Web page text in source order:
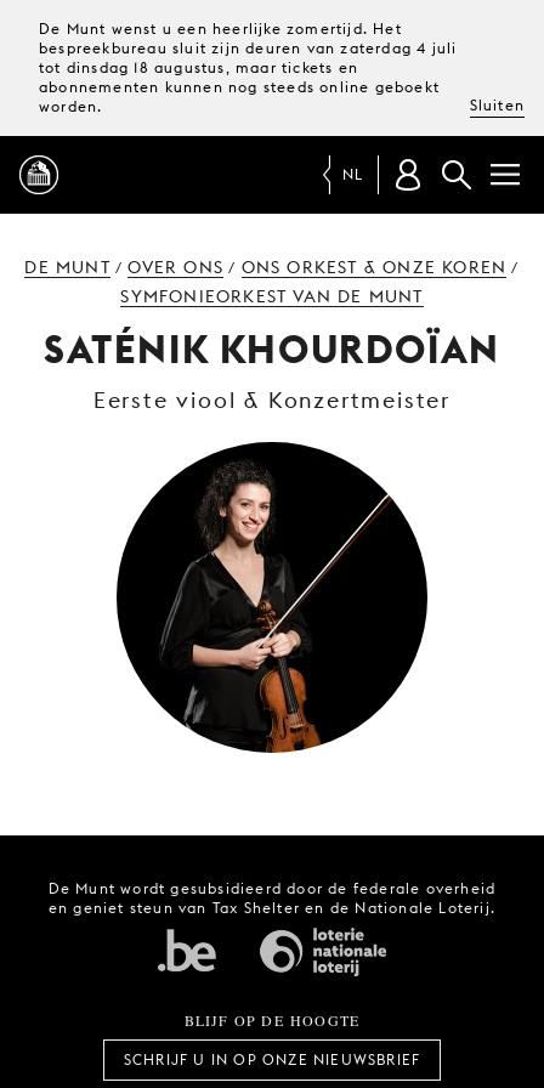
De Munt wenst u een heerlijke zomertijd. Het
bespreekbureau sluit zijn deuren van zaterdag 4 juli
tot dinsdag 18 augustus, maar tickets en
abonnementen kunnen nog steeds online geboekt
worden.
Sluiten
TICKETS &
JONG
PUBLIEK
DE
MUNT
STEUN
ONS
NL
DE MUNT/OVER ONS / ONS ORKEST & ONZE KOREN /
SYMFONIEORKEST VAN DE MUNT
SATÉNIK KHOURDOÏAN
Eerste viool & Konzertmeister
De Munt wordt gesubsidieerd door de federale overheid
en geniet steun van Tax Shelter en de Nationale Loterij.
BLIJF OP DE HOOGTE
SCHRIJF U IN OP ONZE NIEUWSBRIEF